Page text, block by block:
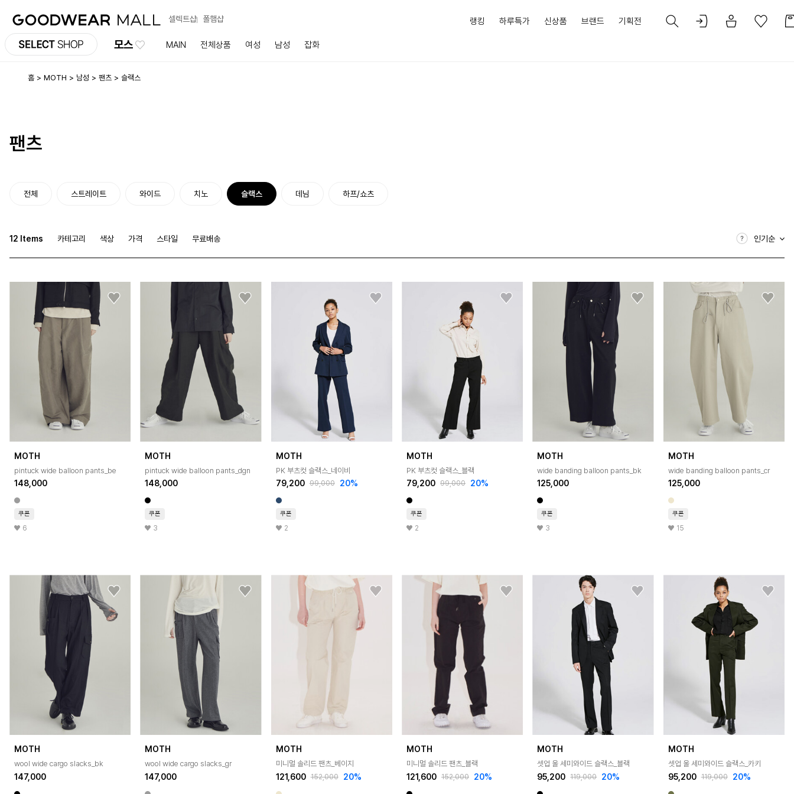
셀렉트샵 폴햄샵
모스 MAIN 전체상품 여성 남성 잡화
랭킹 하루특가 신상품 브랜드 기획전
홈 MOTH 남성 팬츠 슬랙스
팬츠
전체 스트레이트 와이드 치노 슬랙스 데님 하프/쇼츠
12 Items 카테고리 색상 가격 스타일 무료배송 인기순
MOTH
pintuck wide balloon pants_be
148,000
쿠폰
6
MOTH
pintuck wide balloon pants_dgn
148,000
쿠폰
3
MOTH
PK 부츠컷 슬랙스_네이비
79,200 99,000 20%
쿠폰
2
MOTH
PK 부츠컷 슬랙스_블랙
79,200 99,000 20%
쿠폰
2
MOTH
wide banding balloon pants_bk
125,000
쿠폰
3
MOTH
wide banding balloon pants_cr
125,000
쿠폰
15
MOTH
wool wide cargo slacks_bk
147,000
MOTH
wool wide cargo slacks_gr
147,000
MOTH
미니멀 솔리드 팬츠_베이지
121,600 152,000 20%
MOTH
미니멀 솔리드 팬츠_블랙
121,600 152,000 20%
MOTH
셋업 울 세미와이드 슬랙스_블랙
95,200 119,000 20%
MOTH
셋업 울 세미와이드 슬랙스_카키
95,200 119,000 20%